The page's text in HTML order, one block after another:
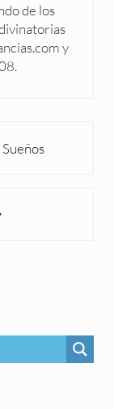
de los
y